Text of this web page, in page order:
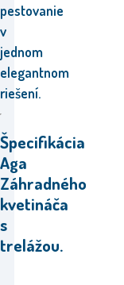
pestovanie
v
jednom
elegantnom
riešení.
Špecifikácia
Aga
Záhradného
kvetináča
s
trelážou.